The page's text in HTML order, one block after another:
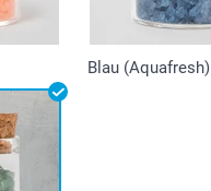
Blau (Aquafresh)